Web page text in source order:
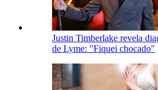
Justin Timberlake revela
de Lyme: "Fiquei chocado"